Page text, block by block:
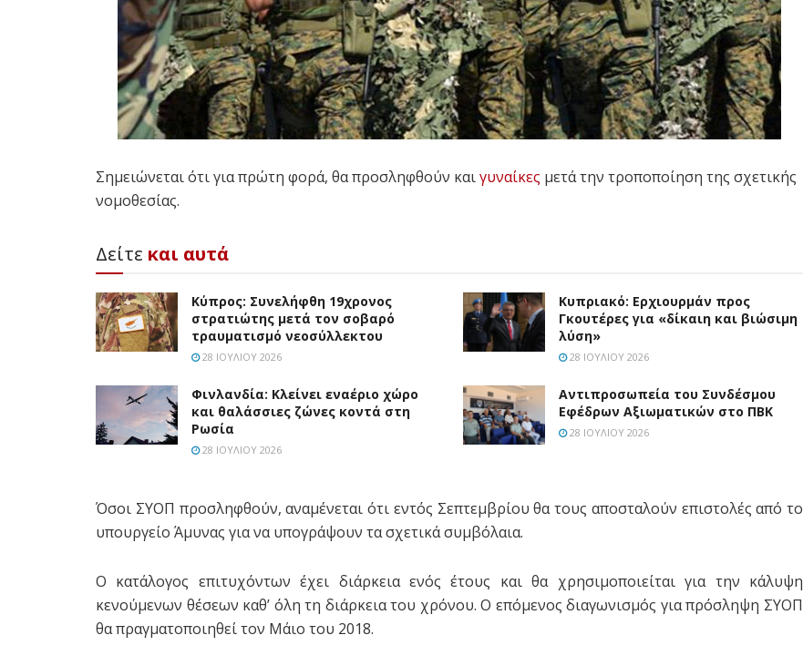
Σημειώνεται ότι για πρώτη φορά, θα προσληφθούν καιγυναίκες μετά την τροποποίηση της σχετικής
νομοθεσίας.
Δείτε και αυτά
Κύπρος: Συνελήφθη 19χρονος
στρατιώτης μετά τον σοβαρό
τραυματισμό νεοσύλλεκτου
28 ΙΟΥΛΊΟΥ 2026
Κυπριακό: Ερχιουρμάν προς
Γκουτέρες για «δίκαιη και βιώσιμη
λύση»
28 ΙΟΥΛΊΟΥ 2026
Φινλανδία: Κλείνει εναέριο χώρο
και θαλάσσιες ζώνες κοντά στη
Ρωσία
28 ΙΟΥΛΊΟΥ 2026
Aντιπροσωπεία του Συνδέσμου
Εφέδρων Αξιωματικών στο ΠΒΚ
28 ΙΟΥΛΊΟΥ 2026
Όσοι ΣΥΟΠ προσληφθούν, αναμένεται ότι εντός Σεπτεμβρίου θα τους αποσταλούν επιστολές από το
υπουργείο Άμυνας για να υπογράψουν τα σχετικά συμβόλαια.
Ο κατάλογος επιτυχόντων έχει διάρκεια ενός έτους και θα χρησιμοποιείται για την κάλυψη
κενούμενων θέσεων καθ’ όλη τη διάρκεια του χρόνου. Ο επόμενος διαγωνισμός για πρόσληψη ΣΥΟΠ
θα πραγματοποιηθεί τον Μάιο του 2018.